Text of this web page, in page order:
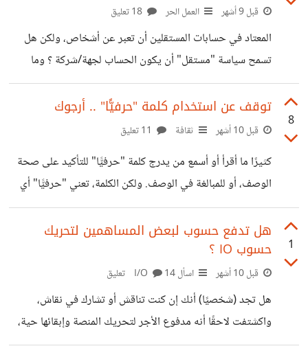
أهمية، ورغبتك في الحفاظ عليهم. ## شرح مستفيض بعض
الشيء لا أشك أن كل من عمل حقًّا كمستقل، اكتشف أنه لن يستقر
حتى يأتيه "ذلك" الزبون، *الملائم*، متوافقنا على السعر
قبل 9 أشهر العمل الحر
المعتاد في حسابات المستقلين أن تعبر عن أشخاص، ولكن هل
تسمح سياسة "مستقل" أن يكون الحساب لجهة/شركة ؟ وما
المانع عمليا من ذلك؟
8
توقف عن استخدام كلمة "حرفيًّا" .. أرجوك
قبل 10 أشهر ثقافة
كثيرًا ما أقرأ أو أسمع من يدرج كلمة "حرفيًّا" للتأكيد على صحة
الوصف، أو للمبالغة في الوصف. ولكن الكلمة، تعني "حرفيًّا" أي
من دون استعارات، ومن دون تشبيه. الناس قد تستخدم كلمة
"حرفيًّا" بدلًا من كلمة "بالفعل" أو "بالتأكيد" وما شابهها. أمثلة
دمرت المنافسين" إلا إذا كانت قد تسببت في تفجير مبنى
المنافسين وتدميره "حرفيًّا" لا تقل "يطيّر العقل حرفيًّا" إلا إذا
كنت تقصد أن العقل يصير له أجنحة ويطير (مع
1
هل تدفع حسوب لبعض المساهمين لتحريك
حسوب IO ؟
قبل 10 أشهر اسأل I/O14 تعليق
هل تجد (شخصيًا) أنك إن كنت تناقش أو تشارك في نقاش،
واكشتفت لاحقًا أنه مدفوع الأجر لتحريك المنصة وإبقائها حية،
بأن هناك مشكلة في نزاهة هذه المنصة؟ (ربما نعم وربما لا) هل